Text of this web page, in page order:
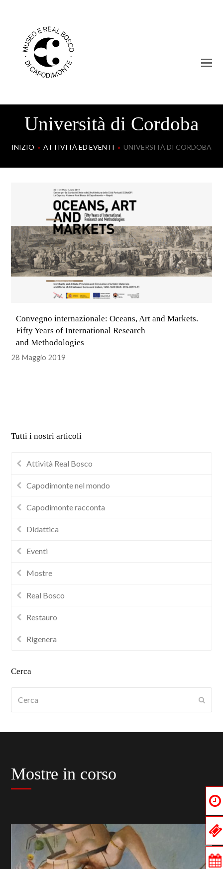
Università di Cordoba
INIZIO » ATTIVITÀ ED EVENTI » UNIVERSITÀ DI CORDOBA
Convegno internazionale: Oceans, Art and Markets.
Fifty Years of International Research
and Methodologies
28 Maggio 2019
Tutti i nostri articoli
Attività Real Bosco
Capodimonte nel mondo
Capodimonte racconta
Didattica
Eventi
Mostre
Real Bosco
Restauro
Rigenera
Cerca
Mostre in corso